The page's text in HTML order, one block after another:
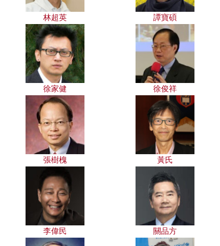
林超英 譚寶碩
徐家健 徐俊祥
張樹槐 黃氏
李偉民 關品方